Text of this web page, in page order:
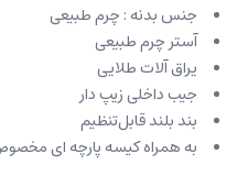
جنس بدنه : چرم طبیعی
آستر چرم طبیعی
یراق آلات طلایی
جیب داخلی زیپ دار
بند بلند قابل‌تنظیم
به همراه کیسه پارچه ای